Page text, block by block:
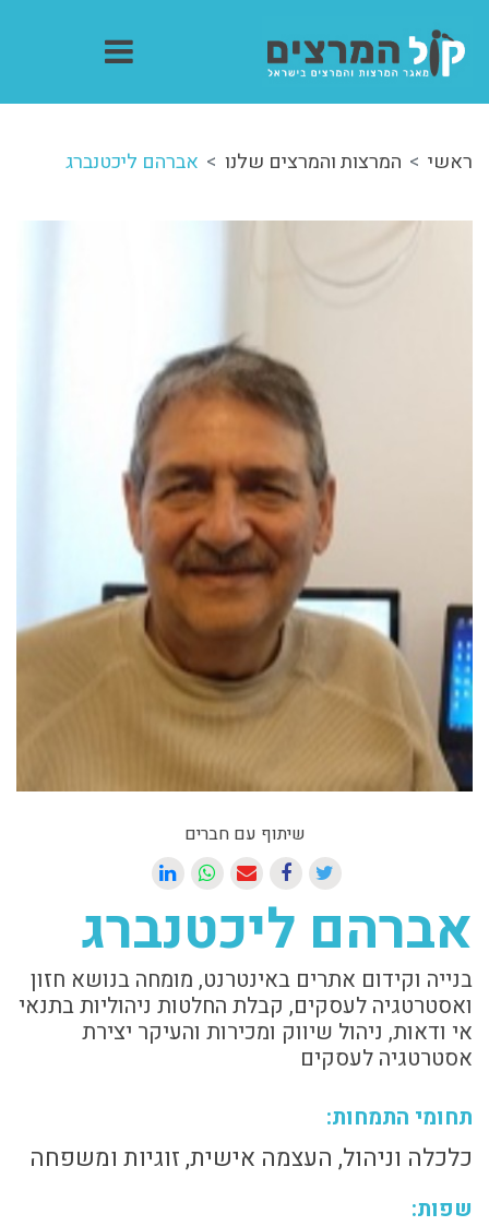
ראשי המרצות והמרצים שלנו אברהם ליכטנברג
שיתוף עם חברים
אברהם ליכטנברג
בנייה וקידום אתרים באינטרנט, מומחה בנושא חזון
ואסטרטגיה לעסקים, קבלת החלטות ניהוליות בתנאי
אי ודאות, ניהול שיווק ומכירות והעיקר יצירת
אסטרטגיה לעסקים
תחומי התמחות:
כלכלה וניהול, העצמה אישית, זוגיות ומשפחה
שפות: